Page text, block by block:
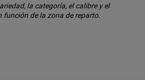
la categoría, el calibre y el
de la zona de reparto.